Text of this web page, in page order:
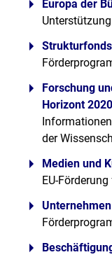
Europa der
Strukturfonds
Forschung
Horizont 2020
der
Medien und
EU-